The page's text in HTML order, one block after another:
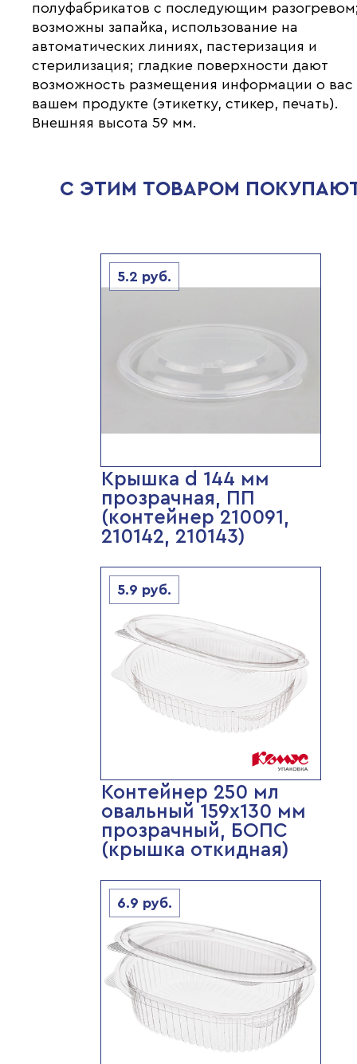
полуфабрикатов с последующим
возможны запайка, использование на
автоматических линиях, пастеризация и
стерилизация; гладкие поверхности дают
возможность размещения информации о вас
вашем продукте (этикетку, стикер, печать).
Внешняя высота 59 мм.
С ЭТИМ ТОВАРОМ
5.2 руб.
Крышка d 144 мм
прозрачная, ПП
(контейнер 210091,
210142, 210143)
5.9 руб.
Контейнер 250 мл
овальный 159х130 мм
прозрачный, БОПС
(крышка откидная)
6.9 руб.